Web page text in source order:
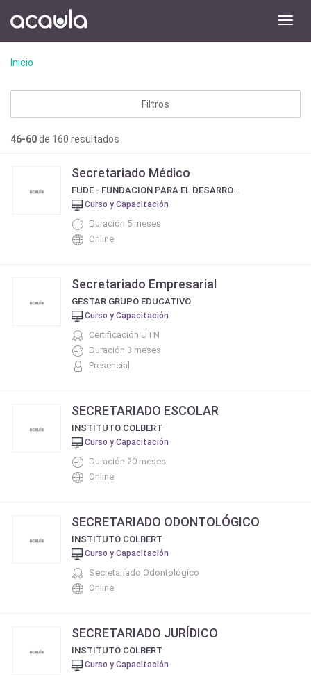
Inicio
Filtros
46-60de 160 resultados
Secretariado Médico
FUDE - FUNDACIÓN PARA EL DESARROLLO EDUCATIVO
Curso y Capacitación
Duración 5 meses
Online
Secretariado Empresarial
GESTAR GRUPO EDUCATIVO
Curso y Capacitación
Certificación UTN
Duración 3 meses
Presencial
SECRETARIADO ESCOLAR
INSTITUTO COLBERT
Curso y Capacitación
Duración 20 meses
Online
SECRETARIADO ODONTOLÓGICO
INSTITUTO COLBERT
Curso y Capacitación
Secretariado Odontológico
Online
SECRETARIADO JURÍDICO
INSTITUTO COLBERT
Curso y Capacitación